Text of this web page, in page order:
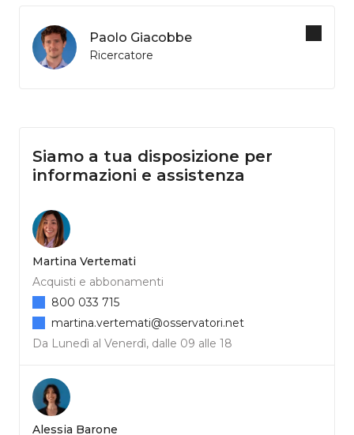
Paolo Giacobbe
Ricercatore
Siamo a tua disposizione per
informazioni e assistenza
Martina Vertemati
Acquisti e abbonamenti
Da Lunedì al Venerdì, dalle 09 alle 18
800 033 715
martina.vertemati@osservatori.net
Alessia Barone